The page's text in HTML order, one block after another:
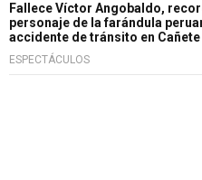
Fallece Víctor Angobaldo,
personaje de la farándula
accidente de tránsito en Cañete
ESPECTÁCULOS